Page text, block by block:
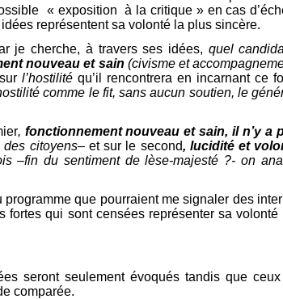
« exposition à la critique » en cas
représentent sa volonté la plus sincère.
je cherche, à travers ses idées, quel
nouveau et sain (civisme et
sur l’hostilité qu’il rencontrera en incarnant ce
comme le fit, sans aucun soutien, le
, fonctionnement nouveau et sain, il n’y a
des citoyens–et sur le second, lucidité et
–fin du sentiment de lèse-majesté ?- on
programme que pourraient me signaler des
qui sont censées représenter sa volonté
seront seulement évoqués tandis que
comparée.